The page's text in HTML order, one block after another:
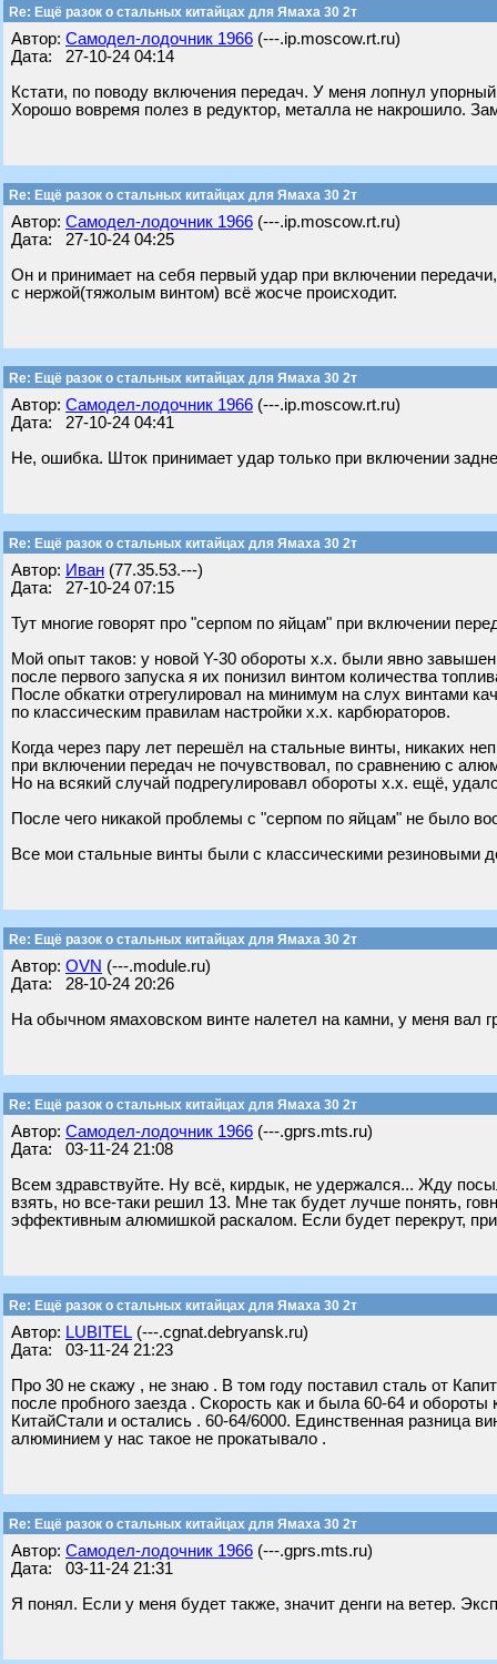
Re: Ещё разок о стальных китайцах для Ямаха 30 2т
Автор: Самодел-лодочник 1966 (---.ip.moscow.rt.ru)
Дата: 27-10-24 04:14
Кстати, по поводу включения передач. У меня лопнул
Хорошо вовремя полез в редуктор, металла не накрошило.
Re: Ещё разок о стальных китайцах для Ямаха 30 2т
Автор: Самодел-лодочник 1966 (---.ip.moscow.rt.ru)
Дата: 27-10-24 04:25
Он и принимает на себя первый удар при включении
с нержой(тяжолым винтом) всё жосче происходит.
Re: Ещё разок о стальных китайцах для Ямаха 30 2т
Автор: Самодел-лодочник 1966 (---.ip.moscow.rt.ru)
Дата: 27-10-24 04:41
Не, ошибка. Шток принимает удар только при включении
Re: Ещё разок о стальных китайцах для Ямаха 30 2т
Автор: Иван (77.35.53.---)
Дата: 27-10-24 07:15
Тут многие говорят про "серпом по яйцам" при включении
Мой опыт таков: у новой Y-30 обороты х.х. были явно
после первого запуска я их понизил винтом количества
После обкатки отрегулировал на минимум на слух винтами
по классическим правилам настройки х.х. карбюраторов.
Когда через пару лет перешёл на стальные винты, никаких
при включении передач не почувствовал, по сравнению с
Но на всякий случай подрегулировавл обороты х.х. ещё,
После чего никакой проблемы с "серпом по яйцам" не было
Все мои стальные винты были с классическими резиновыми
Re: Ещё разок о стальных китайцах для Ямаха 30 2т
Автор: OVN (---.module.ru)
Дата: 28-10-24 20:26
На обычном ямаховском винте налетел на камни, у меня вал
Re: Ещё разок о стальных китайцах для Ямаха 30 2т
Автор: Самодел-лодочник 1966 (---.gprs.mts.ru)
Дата: 03-11-24 21:08
Всем здравствуйте. Ну всё, кирдык, не удержался... Жду
взять, но все-таки решил 13. Мне так будет лучше понять,
эффективным алюмишкой раскалом. Если будет перекрут,
Re: Ещё разок о стальных китайцах для Ямаха 30 2т
Автор: LUBITEL (---.cgnat.debryansk.ru)
Дата: 03-11-24 21:23
Про 30 не скажу , не знаю . В том году поставил сталь от
после пробного заезда . Скорость как и была 60-64 и
КитайСтали и остались . 60-64/6000. Единственная разница
алюминием у нас такое не прокатывало .
Re: Ещё разок о стальных китайцах для Ямаха 30 2т
Автор: Самодел-лодочник 1966 (---.gprs.mts.ru)
Дата: 03-11-24 21:31
Я понял. Если у меня будет также, значит денги на ветер.